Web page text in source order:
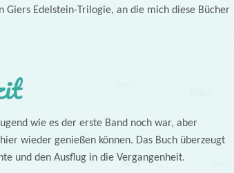
Giers Edelstein-Trilogie, an die mich diese Bücher
wie es der erste Band noch war, aber
wieder genießen können. Das Buch überzeugt
und den Ausflug in die Vergangenheit.